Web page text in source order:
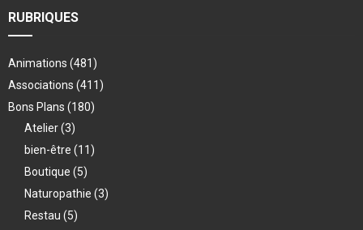
RUBRIQUES
Animations (481)
Associations (411)
Bons Plans (180)
Atelier(3)
bien-être (11)
Boutique (5)
Naturopathie (3)
Restau (5)